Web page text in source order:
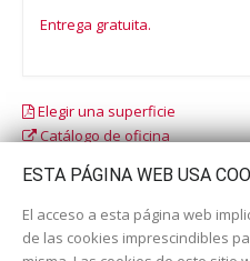
Entrega gratuita.
Elegir una superficie
Catálogo de oficina
ESTA PÁGINA WEB USA
El acceso a esta página web
de las cookies imprescindibles